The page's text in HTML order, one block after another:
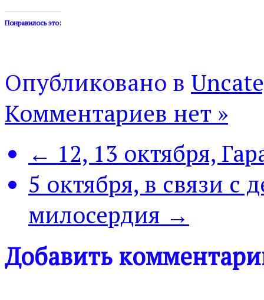
Понравилось это:
Опубликовано в
Комментариев нет »
← 12, 13 октября,
5 октября, в связи
милосердия →
Добавить